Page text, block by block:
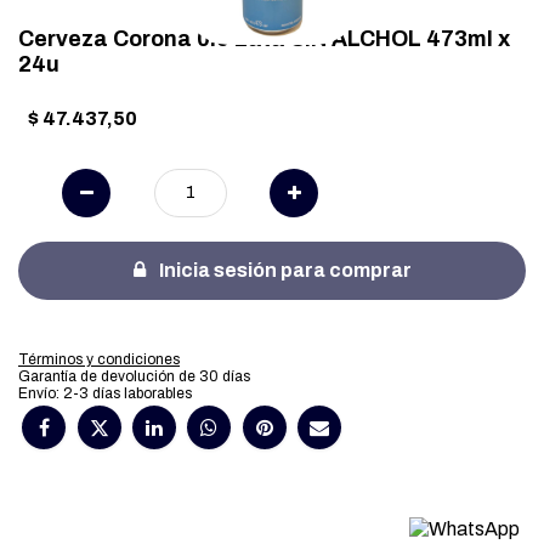
Cerveza Corona 0.0 Lata SIN ALCHOL 473ml x
24u
$ 47.437,50
Inicia sesión para comprar
Términos y condiciones
Garantía de devolución de 30 días
Envío: 2-3 días laborables